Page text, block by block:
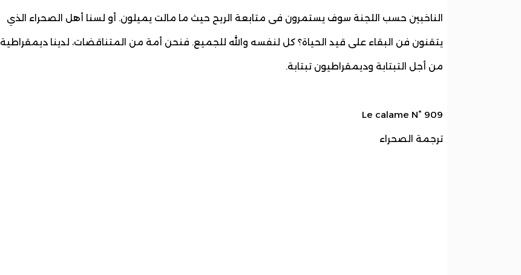
الناخبين حسب اللجنة سوف يستمرون فى متابعة الريح حيث ما مالت يميلون. أو لسنا أهل الصحراء الذي
يتقنون فن البقاء على قيد الحياة؟ كل لنفسه والله للجميع. فنحن أمة من المتناقضات، لدينا ديمقراطية
من أجل التبتابة وديمقراطيون تبتابة.
Le calame N° 909
ترجمة الصحراء